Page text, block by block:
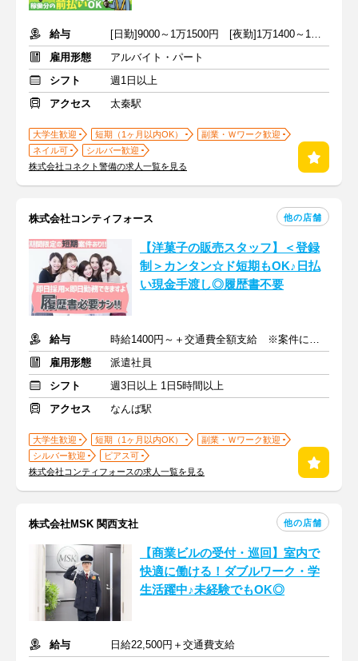
給与
[日勤]9000～1万1500円 [夜勤]1万1400～1万4000円
雇用形態
アルバイト・パート
シフト
週1日以上
アクセス
太秦駅
大学生歓迎 短期（1ヶ月以内OK）
副業・Ｗワーク歓迎
ネイル可
シルバー歓迎
株式会社コネクト警備の求人一覧を見る
株式会社コンティフォース 他の店舗
【洋菓子の販売スタッフ】＜登録
制＞カンタン☆ド短期もOK♪日払
い現金手渡し◎履歴書不要
給与
時給1400円～＋交通費全額支給 ※案件による
雇用形態
派遣社員
シフト
週3日以上 1日5時間以上
アクセス
なんば駅
大学生歓迎 短期（1ヶ月以内OK）
副業・Ｗワーク歓迎
シルバー歓迎
ピアス可
株式会社コンティフォースの求人一覧を見る
株式会社MSK 関西支社 他の店舗
【商業ビルの受付・巡回】室内で
快適に働ける！ダブルワーク・学
生活躍中♪未経験でもOK◎
給与
日給22,500円＋交通費支給